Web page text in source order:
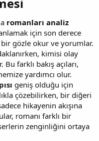
romanları analiz
için son derece
gözle okur ve yorumlar.
kimisi olay
farklı bakış açıları,
yardımcı olur.
geniş olduğu için
çözebilirken, bir diğeri
hikayenin akışına
romanı farklı bir
zenginliğini ortaya